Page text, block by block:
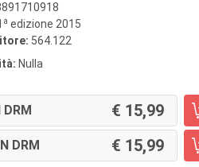
a edizione 2015
564.122
Nulla
DRM 15,99
DRM 15,99